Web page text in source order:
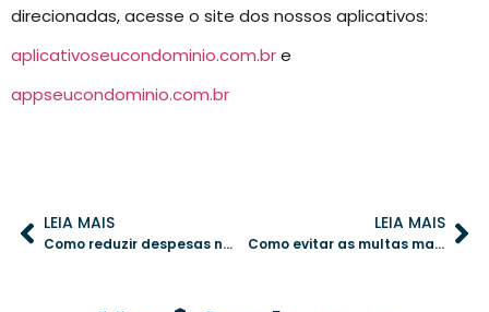
direcionadas, acesse o site dos nossos aplicativos:
aplicativoseucondominio.com.bre
appseucondominio.com.br
LEIA MAIS
Como reduzir despesas na administração do condomínio de forma sustentável
LEIA MAIS
Como evitar as multas mais comuns em condomínios